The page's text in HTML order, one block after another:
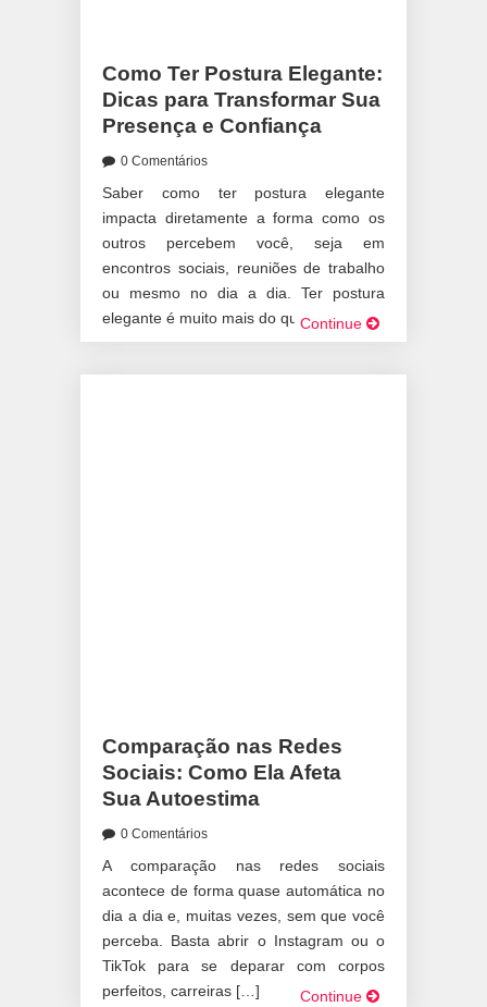
Como Ter Postura Elegante:
Dicas para Transformar Sua
Presença e Confiança
0 Comentários
Saber como ter postura elegante
impacta diretamente a forma como os
outros percebem você, seja em
encontros sociais, reuniões de trabalho
ou mesmo no dia a dia. Ter postura
elegante é muito mais do que […]
Continue
Comparação nas Redes
Sociais: Como Ela Afeta
Sua Autoestima
0 Comentários
A comparação nas redes sociais
acontece de forma quase automática no
dia a dia e, muitas vezes, sem que você
perceba. Basta abrir o Instagram ou o
TikTok para se deparar com corpos
perfeitos, carreiras […]
Continue